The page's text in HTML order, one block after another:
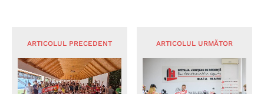
ARTICOLUL PRECEDENT ARTICOLUL URMĂTOR